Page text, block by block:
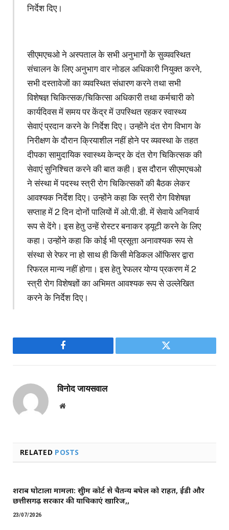
निर्देश दिए।
सीएमएचओ ने अस्पताल के सभी अनुभागों के सुव्यवस्थित
संचालन के लिए अनुभाग वार नोडल अधिकारी नियुक्त करने,
सभी दस्तावेजों का व्यवस्थित संधारण करने तथा सभी
विशेषज्ञ चिकित्सक/चिकित्सा अधिकारी तथा कर्मचारी को
कार्यदिवस में समय पर केंद्र में उपस्थित रहकर स्वास्थ्य
सेवाएं प्रदान करने के निर्देश दिए। उन्होंने दंत रोग विभाग के
निरीक्षण के दौरान क्रियाशील नहीं होने पर व्यवस्था के तहत
दीपका सामुदायिक स्वास्थ्य केन्द्र के दंत रोग चिकित्सक की
सेवाएं सुनिश्चित करने की बात कही। इस दौरान सीएमएचओ
ने संस्था में पदस्थ स्त्री रोग चिकित्सकों की बैठक लेकर
आवश्यक निर्देश दिए। उन्होंने कहा कि स्त्री रोग विशेषज्ञ
सप्ताह में 2 दिन दोनों पालियों में ओ.पी.डी. में सेवाये अनिवार्य
रूप से देंगे। इस हेतु उन्हें रोस्टर बनाकर ड्यूटी करने के लिए
कहा। उन्होंने कहा कि कोई भी प्रसूता अनावश्यक रूप से
संस्था से रेफर ना हो साथ ही किसी मेडिकल ऑफिसर द्वारा
रिफरल मान्य नहीं होगा। इस हेतु रेफलर योग्य प्रकरण में 2
स्त्री रोग विशेषज्ञों का अभिमत आवश्यक रूप से उल्लेखित
करने के निर्देश दिए।
Facebook Twitter
विनोद जायसवाल
Website
RELATED POSTS
शराब घोटाला मामला: सुप्रीम कोर्ट से चैतन्य बघेल को राहत, ईडी और
छत्तीसगढ़ सरकार की याचिकाएं खारिज,,
23/07/2026